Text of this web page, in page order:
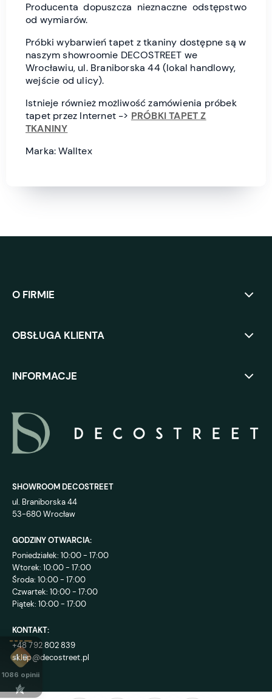
Producenta dopuszcza nieznaczne odstępstwo
od wymiarów.
Próbki wybarwień tapet z tkaniny dostępne są w
naszym showroomie DECOSTREET we
Wrocławiu, ul. Braniborska 44 (lokal handlowy,
wejście od ulicy).
Istnieje również możliwość zamówienia próbek
tapet przez Internet -> PRÓBKI TAPET Z
TKANINY
Marka: Walltex
O FIRMIE
OBSŁUGA KLIENTA
INFORMACJE
SHOWROOM DECOSTREET
ul. Braniborska 44
53-680 Wrocław
GODZINY OTWARCIA:
Poniedziałek: 10:00 - 17:00
Wtorek: 10:00 - 17:00
Środa: 10:00 - 17:00
Czwartek: 10:00 - 17:00
Piątek: 10:00 - 17:00
KONTAKT:
+48 792 802 839
sklep@decostreet.pl
4.9
1086 opinii